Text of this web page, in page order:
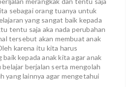
sebagai orang tuanya untuk
yang sangat baik kepada
tentu saja aka nada perubahan
tersebut akan membuat anak
karena itu kita harus
baik kepada anak kita agar anak
belajar berjalan serta mengolah
yang lainnya agar mengetahui